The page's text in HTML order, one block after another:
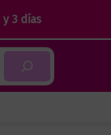
3 días